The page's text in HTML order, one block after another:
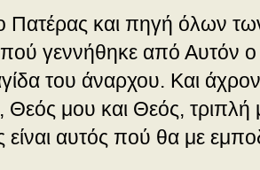
Πατέρας και πηγή όλων
γεννήθηκε από Αυτόν ο
του άναρχου. Και
Θεός μου και Θεός, τριπλή
είναι αυτός πού θα με